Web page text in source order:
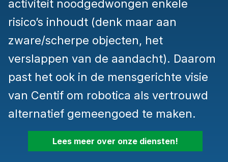
activiteit noodgedwongen enkele
risico’s inhoudt (denk maar aan
zware/scherpe objecten, het
verslappen van de aandacht). Daarom
past het ook in de mensgerichte visie
van Centif om robotica als vertrouwd
alternatief gemeengoed te maken.
Lees meer over onze diensten!